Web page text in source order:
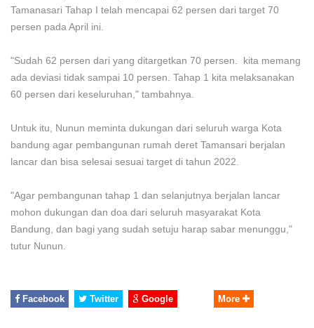
Tamanasari Tahap I telah mencapai 62 persen dari target 70
persen pada April ini.
"Sudah 62 persen dari yang ditargetkan 70 persen. kita memang
ada deviasi tidak sampai 10 persen. Tahap 1 kita melaksanakan
60 persen dari keseluruhan," tambahnya.
Untuk itu, Nunun meminta dukungan dari seluruh warga Kota
bandung agar pembangunan rumah deret Tamansari berjalan
lancar dan bisa selesai sesuai target di tahun 2022.
"Agar pembangunan tahap 1 dan selanjutnya berjalan lancar
mohon dukungan dan doa dari seluruh masyarakat Kota
Bandung, dan bagi yang sudah setuju harap sabar menunggu,"
tutur Nunun.
Facebook Twitter Google More